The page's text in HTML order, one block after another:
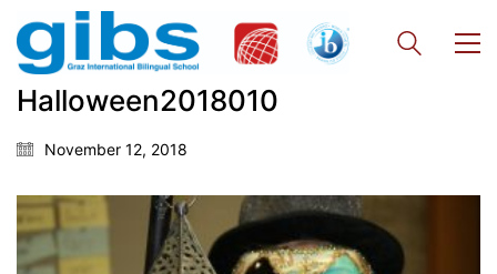
Halloween2018010
November 12, 2018
8020 Graz
Telephone +43 50 248 021
Fax – NO longer in use